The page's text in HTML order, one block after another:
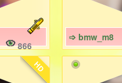
866
➩ bmw_m8
HD